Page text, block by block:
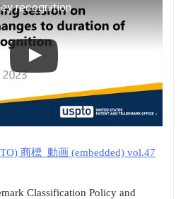
recognition
商標_動画 (embedded) vol.47
Classification Policy and